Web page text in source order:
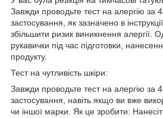
Завжди проводьте тест на алергію за
застосування, як зазначено в
збільшити ризик виникнення алергії.
рукавички під час підготовки,
продукту.
Тест на чутливість шкіри:
Завжди проводьте тест на алергію за
застосування, навіть якщо ви вже
чи іншої марки. Як це зробити: